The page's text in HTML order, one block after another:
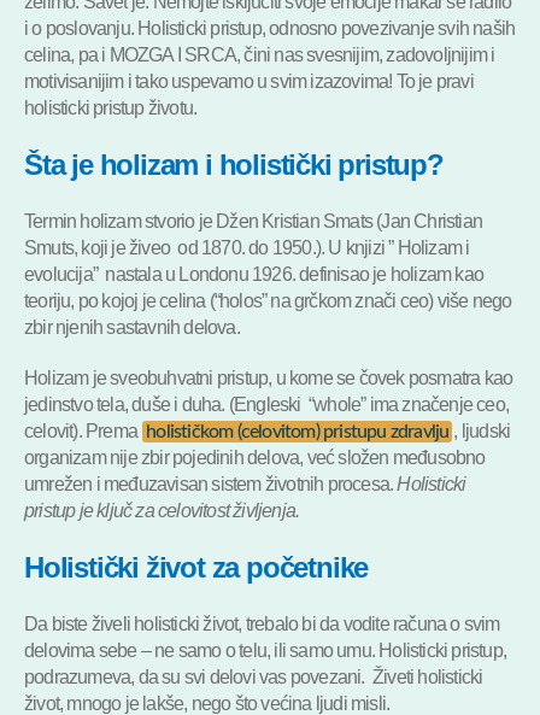
i o poslovanju. Holisticki pristup, odnosno povezivanje svih naših
celina, pa i MOZGA I SRCA, čini nas svesnijim, zadovoljnijim i
motivisanijim i tako uspevamo u svim izazovima! To je pravi
holisticki pristup životu.
Šta je holizam i holistički pristup?
Termin holizam stvorio je Džen Kristian Smats (Jan Christian
Smuts, koji je živeo od 1870. do 1950.). U knjizi ” Holizam i
evolucija” nastala u Londonu 1926. definisao je holizam kao
teoriju, po kojoj je celina (“holos” na grčkom znači ceo) više nego
zbir njenih sastavnih delova.
Holizam je sveobuhvatni pristup, u kome se čovek posmatra kao
jedinstvo tela, duše i duha. (Engleski “whole” ima značenje ceo,
celovit). Prema holističkom (celovitom) pristupu zdravlju , ljudski
organizam nije zbir pojedinih delova, već složen međusobno
umrežen i međuzavisan sistem životnih procesa.Holisticki
pristup je ključ za celovitost življenja.
Holistički život za početnike
Da biste živeli holisticki život, trebalo bi da vodite računa o svim
delovima sebe – ne samo o telu, ili samo umu. Holisticki pristup,
podrazumeva, da su svi delovi vas povezani. Živeti holisticki
život, mnogo je lakše, nego što većina ljudi misli.